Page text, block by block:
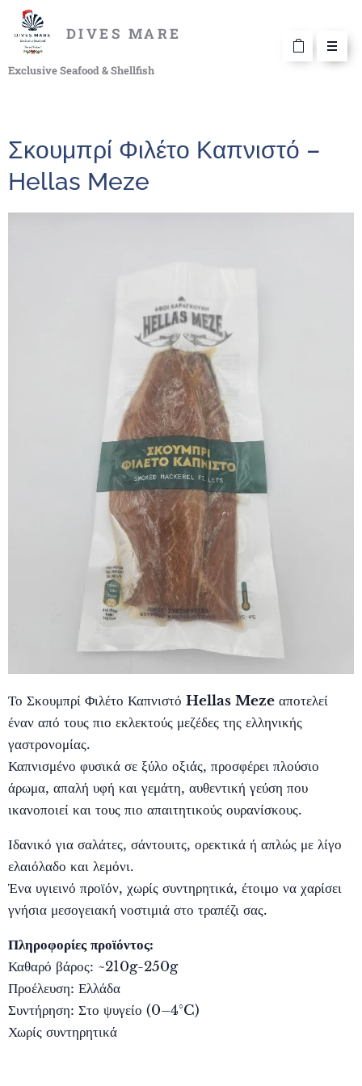
DIVES MARE
Exclusive Seafood & Shellfish
Σκουμπρί Φιλέτο Καπνιστό –
Hellas Meze
Το Σκουμπρί Φιλέτο Καπνιστό Hellas Meze αποτελεί
έναν από τους πιο εκλεκτούς μεζέδες της ελληνικής
γαστρονομίας.
Καπνισμένο φυσικά σε ξύλο οξιάς, προσφέρει πλούσιο
άρωμα, απαλή υφή και γεμάτη, αυθεντική γεύση που
ικανοποιεί και τους πιο απαιτητικούς ουρανίσκους.
Ιδανικό για σαλάτες, σάντουιτς, ορεκτικά ή απλώς με λίγο
ελαιόλαδο και λεμόνι.
Ένα υγιεινό προϊόν, χωρίς συντηρητικά, έτοιμο να χαρίσει
γνήσια μεσογειακή νοστιμιά στο τραπέζι σας.
Πληροφορίες προϊόντος:
Καθαρό βάρος: ~210g-250g
Προέλευση: Ελλάδα
Συντήρηση: Στο ψυγείο (0–4°C)
Χωρίς συντηρητικά